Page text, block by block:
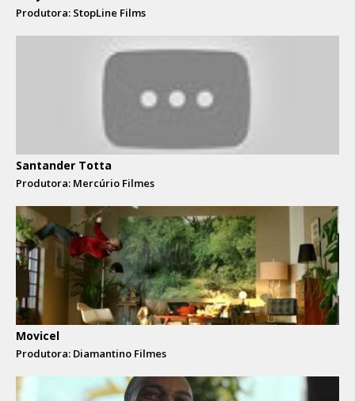
Produtora: StopLine Films
Santander Totta
Produtora: Mercúrio Filmes
Movicel
Produtora: Diamantino Filmes